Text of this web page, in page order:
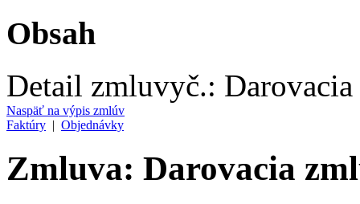
Obsah
Detail zmluvyč.:
Naspäť na výpis zmlúv
Faktúry | Objednávky
Zmluva: Darovacia